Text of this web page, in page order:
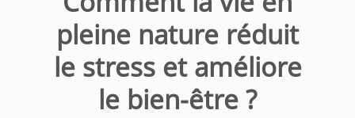
pleine nature réduit
le stress et améliore
le bien-être ?